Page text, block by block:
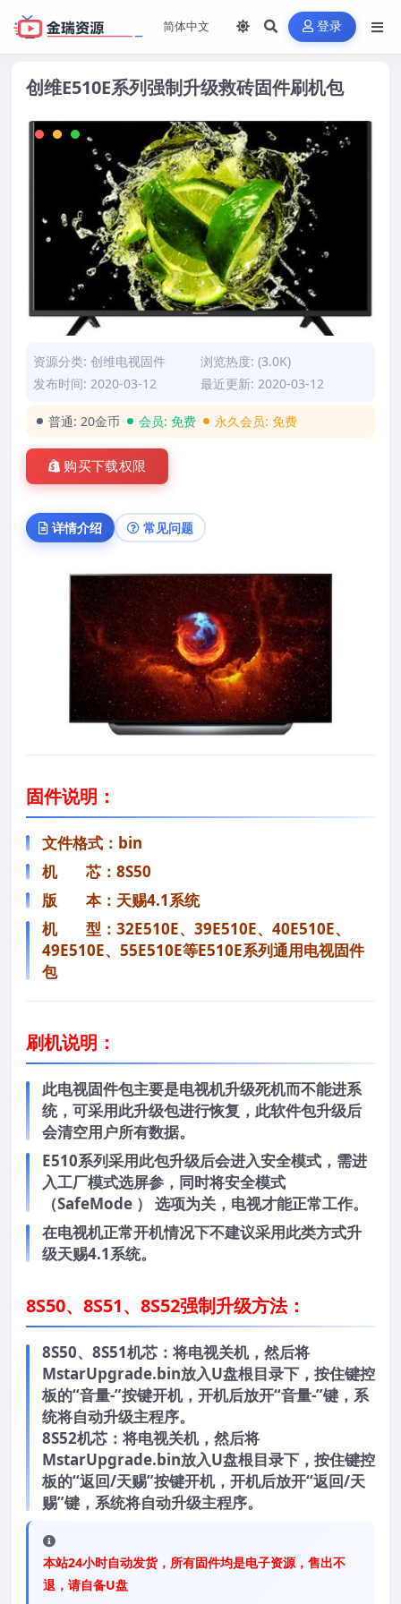
登录
创维E510E系列强制升级救砖固件刷机包
资源分类: 创维电视固件
浏览热度: (3.0K)
发布时间: 2020-03-12
最近更新: 2020-03-12
普通: 20金币 会员: 免费 永久会员: 免费
购买下载权限
详情介绍 常见问题
固件说明：
文件格式：bin
机 芯：8S50
版 本：天赐4.1系统
机 型：32E510E、39E510E、40E510E、
49E510E、55E510E等E510E系列通用电视固件
包
刷机说明：
此电视固件包主要是电视机升级死机而不能进系
统，可采用此升级包进行恢复，此软件包升级后
会清空用户所有数据。
E510系列采用此包升级后会进入安全模式，需进
入工厂模式选屏参，同时将安全模式
（SafeMode ） 选项为关，电视才能正常工作。
在电视机正常开机情况下不建议采用此类方式升
级天赐4.1系统。
8S50、8S51、8S52强制升级方法：
8S50、8S51机芯：将电视关机，然后将
MstarUpgrade.bin放入U盘根目录下，按住键控
板的“音量-”按键开机，开机后放开“音量-”键，系
统将自动升级主程序。
8S52机芯：将电视关机，然后将
MstarUpgrade.bin放入U盘根目录下，按住键控
板的“返回/天赐”按键开机，开机后放开“返回/天
赐”键，系统将自动升级主程序。
本站24小时自动发货，所有固件均是电子资源，售出不
退，请自备U盘